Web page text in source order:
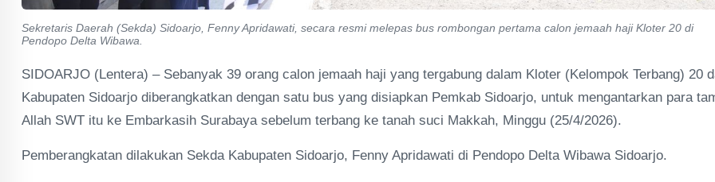
Sekretaris Daerah (Sekda) Sidoarjo, Fenny Apridawati, secara resmi melepas bus rombongan pertama calon jemaah haji Kloter 20 di
Pendopo Delta Wibawa.
SIDOARJO (Lentera) – Sebanyak 39 orang calon jemaah haji yang tergabung dalam Kloter (Kelompok Terbang) 20
Kabupaten Sidoarjo diberangkatkan dengan satu bus yang disiapkan Pemkab Sidoarjo, untuk mengantarkan para
Allah SWT itu ke Embarkasih Surabaya sebelum terbang ke tanah suci Makkah, Minggu (25/4/2026).
Pemberangkatan dilakukan Sekda Kabupaten Sidoarjo, Fenny Apridawati di Pendopo Delta Wibawa Sidoarjo.